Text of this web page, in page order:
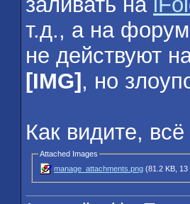
т.д., а на
не действуют
[IMG] , но
Как видите,
Attached Images
manage_attachments.png (81.2 KB,